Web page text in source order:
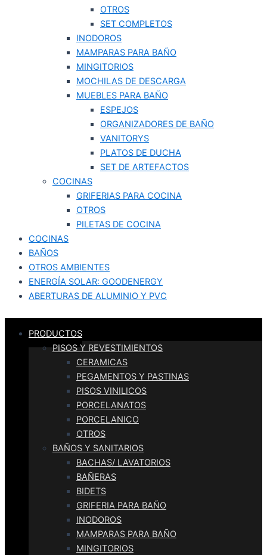
OTROS
SET COMPLETOS
INODOROS
MAMPARAS PARA BAÑO
MINGITORIOS
MOCHILAS DE DESCARGA
MUEBLES PARA BAÑO
ESPEJOS
ORGANIZADORES DE BAÑO
VANITORYS
PLATOS DE DUCHA
SET DE ARTEFACTOS
COCINAS
GRIFERIAS PARA COCINA
OTROS
PILETAS DE COCINA
COCINAS
BAÑOS
OTROS AMBIENTES
ENERGÍA SOLAR: GOODENERGY
ABERTURAS DE ALUMINIO Y PVC
PRODUCTOS
PISOS Y REVESTIMIENTOS
CERAMICAS
PEGAMENTOS Y PASTINAS
PISOS VINILICOS
PORCELANATOS
PORCELANICO
OTROS
BAÑOS Y SANITARIOS
BACHAS/ LAVATORIOS
BAÑERAS
BIDETS
GRIFERIA PARA BAÑO
INODOROS
MAMPARAS PARA BAÑO
MINGITORIOS